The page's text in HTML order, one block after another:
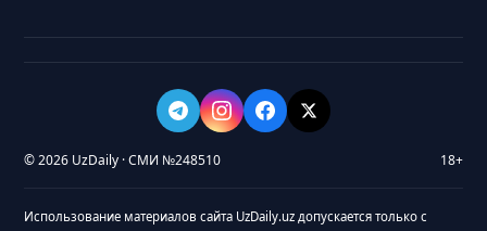
© 2026 UzDaily · СМИ №248510 18+
Использование материалов сайта UzDaily.uz допускается только с